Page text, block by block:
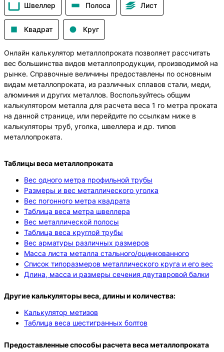
Швеллер Полоса Лист
Квадрат Круг
Онлайн калькулятор металлопроката позволяет рассчитать
вес большинства видов металлопродукции, производимой на
рынке. Справочные величины предоставлены по основным
видам металлопроката, из различных сплавов стали, меди,
алюминия и других металлов. Воспользуйтесь общим
калькулятором металла для расчета веса 1 го метра проката
на данной странице, или перейдите по ссылкам ниже в
калькуляторы труб, уголка, швеллера и др. типов
металлопроката.
Таблицы веса металлопроката
Вес одного метра профильной трубы
Размеры и вес металлического уголка
Вес погонного метра квадрата
Таблица веса метра швеллера
Вес металлической полосы
Таблица веса круглой трубы
Вес арматуры различных размеров
Масса листа металла стального/оцинкованного
Список типоразмеров металлического круга и его вес
Длина, масса и размеры сечения двутавровой балки
Другие калькуляторы веса, длины и количества:
Калькулятор метизов
Таблица веса шестигранных болтов
Предоставленные способы расчета веса металлопроката